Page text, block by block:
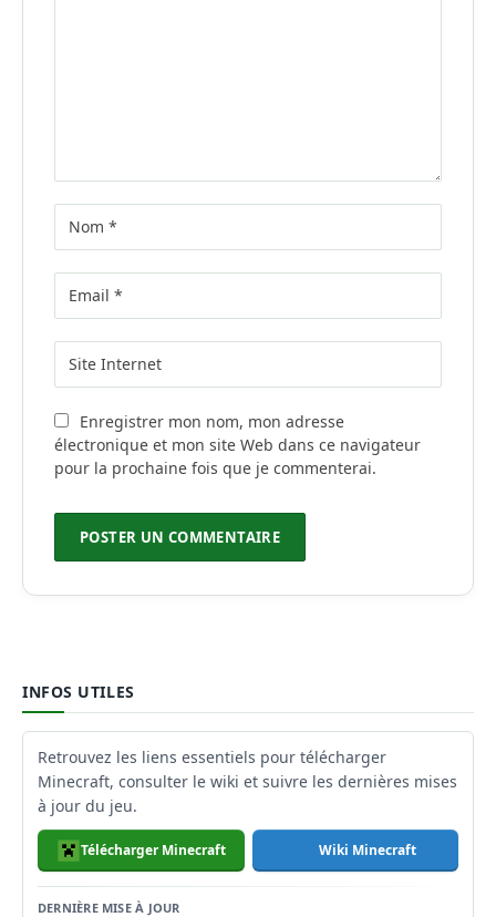
Enregistrer mon nom, mon adresse
électronique et mon site Web dans ce navigateur
pour la prochaine fois que je commenterai.
INFOS UTILES
Retrouvez les liens essentiels pour télécharger
Minecraft, consulter le wiki et suivre les dernières mises
à jour du jeu.
Télécharger Minecraft Wiki Minecraft
DERNIÈRE MISE À JOUR